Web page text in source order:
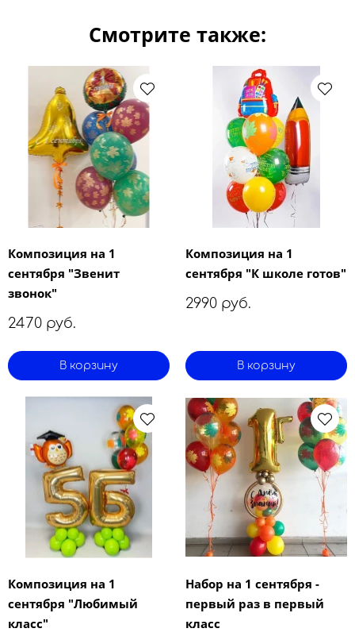
Смотрите также:
Композиция на 1
сентября "Звенит
звонок"
2470 руб.
В корзину
Композиция на 1
сентября "К школе готов"
2990 руб.
В корзину
Композиция на 1
сентября "Любимый
класс"
Набор на 1 сентября -
первый раз в первый
класс